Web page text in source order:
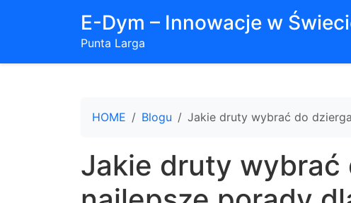
E-Dym – Innowacje w
Punta Larga
HOME Blogu Jakie druty wybrać do
Jakie druty wybrać